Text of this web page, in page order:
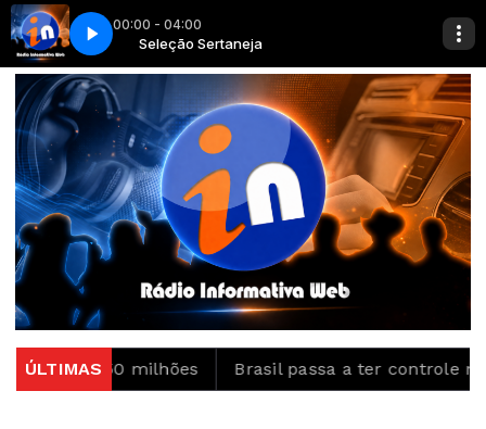
00:00 - 04:00
Seleção Sertaneja
mente Xand Avião - Ela aperta a minha mente
ÚLTIMAS
R$ 150 milhões Brasil passa a ter controle maior